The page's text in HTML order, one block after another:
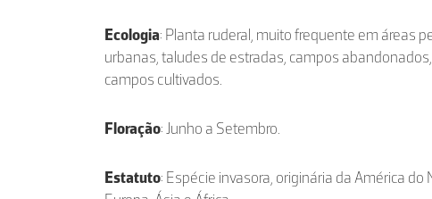
Ecologia: Planta ruderal, muito frequente em áreas
urbanas, taludes de estradas, campos
campos cultivados.
Floração: Junho a Setembro.
Estatuto: Espécie invasora, originária da América do